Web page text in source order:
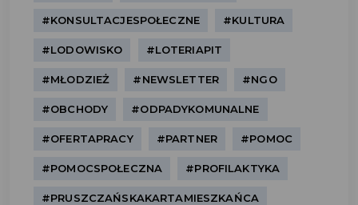
#KONSULTACJESPOŁECZNE #KULTURA
#LODOWISKO #LOTERIAPIT
#MŁODZIEŻ #NEWSLETTER #NGO
#OBCHODY #ODPADYKOMUNALNE
#OFERTAPRACY #PARTNER #POMOC
#POMOCSPOŁECZNA #PROFILAKTYKA
#PRUSZCZAŃSKAKARTAMIESZKAŃCA